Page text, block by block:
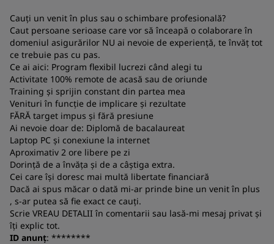
Cauți un venit în plus sau o schimbare profesională?
Caut persoane serioase care vor să înceapă o colaborare în
domeniul asigurărilor NU ai nevoie de experiență, te învăț tot
ce trebuie pas cu pas.
Ce ai aici: Program flexibil lucrezi când alegi tu
Activitate 100% remote de acasă sau de oriunde
Training și sprijin constant din partea mea
Venituri în funcție de implicare și rezultate
FĂRĂ target impus și fără presiune
Ai nevoie doar de: Diplomă de bacalaureat
Laptop PC și conexiune la internet
Aproximativ 2 ore libere pe zi
Dorință de a învăța și de a câștiga extra.
Cei care își doresc mai multă libertate financiară
Dacă ai spus măcar o dată mi-ar prinde bine un venit în plus
, s-ar putea să fie exact ce cauți.
Scrie VREAU DETALII în comentarii sau lasă-mi mesaj privat și
îți explic tot.
ID anunț: ********